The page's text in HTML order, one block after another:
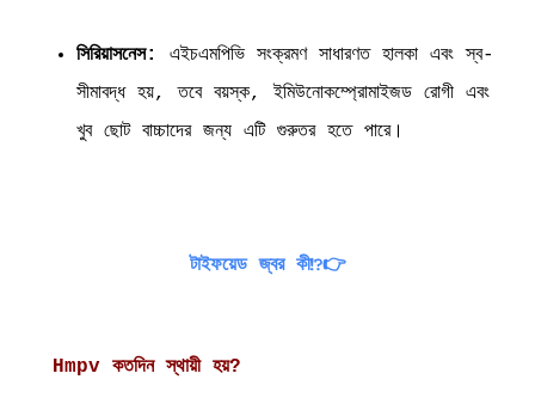
সিরিয়াসনেস:
এইচএমপিভি সংক্রমণ সাধারণত হালকা এবং স্ব-
সীমাবদ্ধ হয়, তবে বয়স্ক, ইমিউনোকম্প্রোমাইজড রোগী এবং
খুব ছোট বাচ্চাদের জন্য এটি গুরুতর হতে পারে।
টাইফয়েড জ্বর কী⁉️👉
Hmpv কতদিন স্থায়ী হয়?